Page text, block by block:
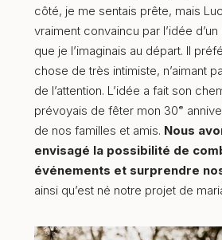
côté, je me sentais prête, mais
vraiment convaincu par l’idée
que je l’imaginais au départ. Il
chose de très intimiste, n’aimant
de l’attention. L’idée a fait son
prévoyais de fêter mon 30ᵉ
de nos familles et amis. Nous
envisagé la possibilité de
événements et surprendre
ainsi qu’est né notre projet de